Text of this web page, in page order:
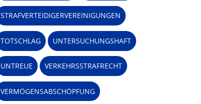
STRAFVERTEIDIGERVEREINIGUNGEN
TOTSCHLAG UNTERSUCHUNGSHAFT
UNTREUE VERKEHRSSTRAFRECHT
VERMÖGENSABSCHÖPFUNG